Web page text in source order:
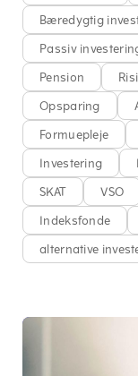
Bæredygtig
Passiv
Pension
Opsparing
Formuepleje
Investering
SKAT
VSO
Indeksfonde
alternative